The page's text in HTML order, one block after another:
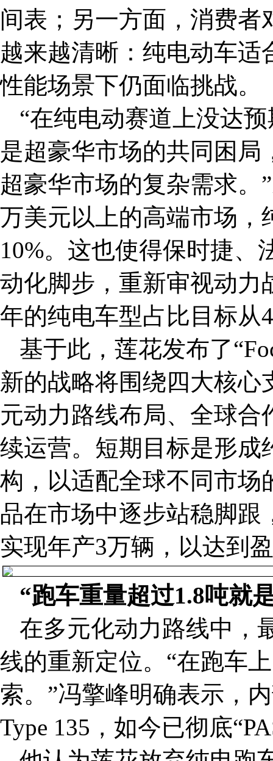
间表；另一方面，消费
越来越清晰：纯电动车
性能场景下仍面临挑战。
“在纯电动赛道上没达
是超豪华市场的共同困
超豪华市场的复杂需求。
万美元以上的高端市场，
10%。这也使得保时捷、
动化脚步，重新审视动力
年的纯电车型占比目标从
基于此，莲花发布了
新的战略将围绕四大核
元动力路线布局、全球
续运营。短期目标是形成
构，以适配全球不同市场
品在市场中逐步站稳脚
实现年产3万辆，以达到
“跑车重量超过1.8吨就
在多元化动力路线中，
线的重新定位。“在跑车
索。”冯擎峰明确表示，
Type 135，如今已彻底